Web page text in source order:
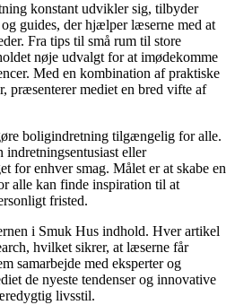
konstant udvikler sig, tilbyder
guides, der hjælper læserne med at
Fra tips til små rum til store
nøje udvalgt for at imødekomme
Med en kombination af praktiske
præsenterer mediet en bred vifte af
boligindretning tilgængelig for alle.
indretningsentusiast eller
for enhver smag. Målet er at skabe en
alle kan finde inspiration til at
fristed.
i Smuk Hus indhold. Hver artikel
hvilket sikrer, at læserne får
samarbejde med eksperter og
de nyeste tendenser og innovative
livsstil.